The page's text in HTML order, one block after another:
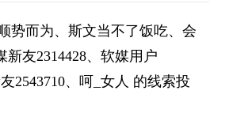
势而为、斯文当不了饭吃、会
新友2314428、软媒用户
2543710、呵_女人 的线索投